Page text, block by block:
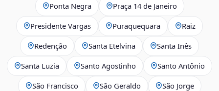
Ponta Negra Praça 14 de Janeiro
Presidente Vargas Puraquequara Raiz
Redenção Santa Etelvina Santa Inês
Santa Luzia Santo Agostinho Santo Antônio
São Francisco São Geraldo São Jorge